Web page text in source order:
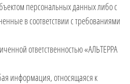
персональных данных либо с
в соответствии с требованиями
ответственностью «АЛЬТЕРРА
информация, относящаяся к